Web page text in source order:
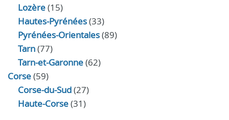
Lozère(15)
Hautes-Pyrénées(33)
Pyrénées-Orientales(89)
Tarn(77)
Tarn-et-Garonne(62)
Corse(59)
Corse-du-Sud(27)
Haute-Corse(31)